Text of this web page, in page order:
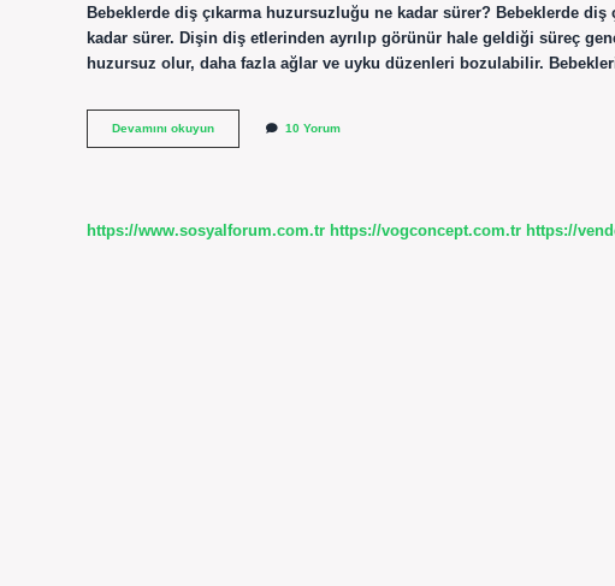
Bebeklerde diş çıkarma huzursuzluğu ne kadar sürer? Bebeklerde
kadar sürer. Dişin diş etlerinden ayrılıp görünür hale geldiği süreç
huzursuz olur, daha fazla ağlar ve uyku düzenleri bozulabilir.
Devamını okuyunBebekler
Diş
10 Yorum
https://www.sosyalforum.com.tr https://vogconcept.com.tr https://